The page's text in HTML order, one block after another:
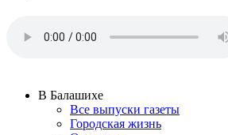
В Балашихе
Все выпуски газеты
Городская жизнь